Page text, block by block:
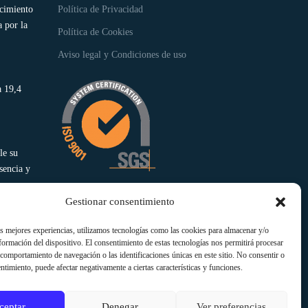
Gestionar consentimiento
mejores experiencias, utilizamos tecnologías como las cookies para almacenar y/o
del dispositivo. El consentimiento de estas tecnologías nos permitirá procesar
de navegación o las identificaciones únicas en este sitio. No consentir o
puede afectar negativamente a ciertas características y funciones.
por la
19,4
su
y
Política de Privacidad
Política de Cookies
Aviso legal y Condiciones de uso